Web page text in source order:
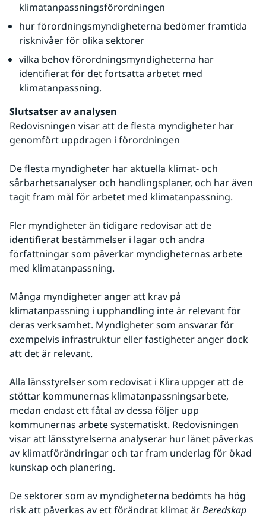
klimatanpassningsförordningen
hur förordningsmyndigheterna bedömer framtida
risknivåer för olika sektorer
vilka behov förordningsmyndigheterna har
identifierat för det fortsatta arbetet med
klimatanpassning.
Slutsatser av analysen
Redovisningen visar att de flesta myndigheter har
genomfört uppdragen i förordningen
De flesta myndigheter har aktuella klimat- och
sårbarhetsanalyser och handlingsplaner, och har även
tagit fram mål för arbetet med klimatanpassning.
Fler myndigheter än tidigare redovisar att de
identifierat bestämmelser i lagar och andra
författningar som påverkar myndigheternas arbete
med klimatanpassning.
Många myndigheter anger att krav på
klimatanpassning i upphandling inte är relevant för
deras verksamhet. Myndigheter som ansvarar för
exempelvis infrastruktur eller fastigheter anger dock
att det är relevant.
Alla länsstyrelser som redovisat i Klira uppger att de
stöttar kommunernas klimatanpassningsarbete,
medan endast ett fåtal av dessa följer upp
kommunernas arbete systematiskt. Redovisningen
visar att länsstyrelserna analyserar hur länet påverkas
av klimatförändringar och tar fram underlag för ökad
kunskap och planering.
De sektorer som av myndigheterna bedömts ha hög
risk att påverkas av ett förändrat klimat är Beredskap